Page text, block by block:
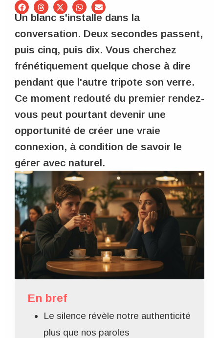
Un blanc s'installe dans la
conversation. Deux secondes passent,
puis cinq, puis dix. Vous cherchez
frénétiquement quelque chose à dire
pendant que l'autre tripote son verre.
Ce moment redouté du premier rendez-
vous peut pourtant devenir une
opportunité de créer une vraie
connexion, à condition de savoir le
gérer avec naturel.
En bref
Le silence révèle notre authenticité
plus que nos paroles